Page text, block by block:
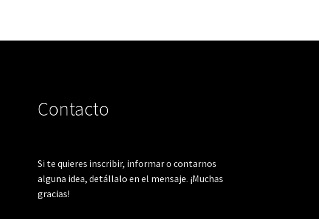
Contacto
Si te quieres inscribir, informar o contarnos
alguna idea, detállalo en el mensaje. ¡Muchas
gracias!